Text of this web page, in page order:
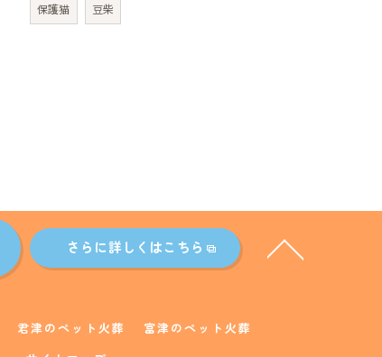
保護猫 豆柴
さらに詳しくはこちら
君津のペット火葬
富津のペット火葬